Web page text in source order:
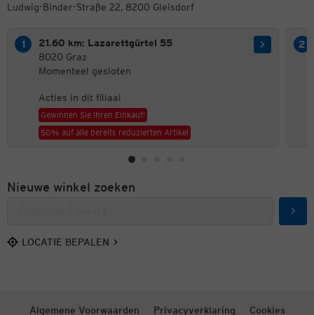
Ludwig-Binder-Straße 22, 8200 Gleisdorf
21.60 km: Lazarettgürtel 55
8020 Graz
Momenteel gesloten
Acties in dit filiaal
Gewinnen Sie Ihren Einkauf!
50% auf alle bereits reduzierten Artikel
Nieuwe winkel zoeken
LOCATIE BEPALEN
Algemene Voorwaarden Privacyverklaring Cookies